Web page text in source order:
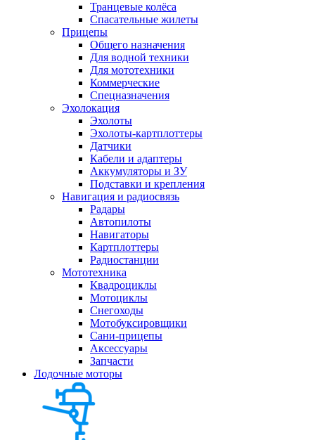
Транцевые колёса
Спасательные жилеты
Прицепы
Общего назначения
Для водной техники
Для мототехники
Коммерческие
Спецназначения
Эхолокация
Эхолоты
Эхолоты-картплоттеры
Датчики
Кабели и адаптеры
Аккумуляторы и ЗУ
Подставки и крепления
Навигация и радиосвязь
Радары
Автопилоты
Навигаторы
Картплоттеры
Радиостанции
Мототехника
Квадроциклы
Мотоциклы
Снегоходы
Мотобуксировщики
Сани-прицепы
Аксессуары
Запчасти
Лодочные моторы